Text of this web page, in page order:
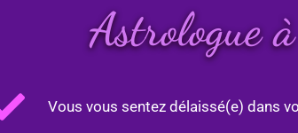
Astrologue
Vous vous sentez délaissé(e) dans